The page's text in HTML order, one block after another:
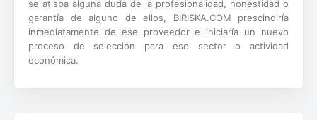
se atisba alguna duda de la profesionalidad, honestidad o
garantía de alguno de ellos, BIRISKA.COM prescindiría
inmediatamente de ese proveedor e iniciaría un nuevo
proceso de selección para ese sector o actividad
económica.